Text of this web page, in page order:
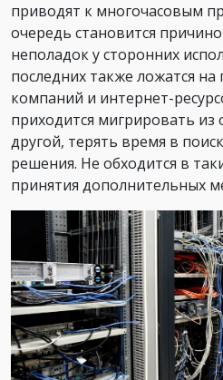
приводят к многочасовым
очередь становится
неполадок у сторонних
последних также ложатся
компаний и интернет-
приходится мигрировать из
другой, терять время в
решения. Не обходится в
принятия дополнительных